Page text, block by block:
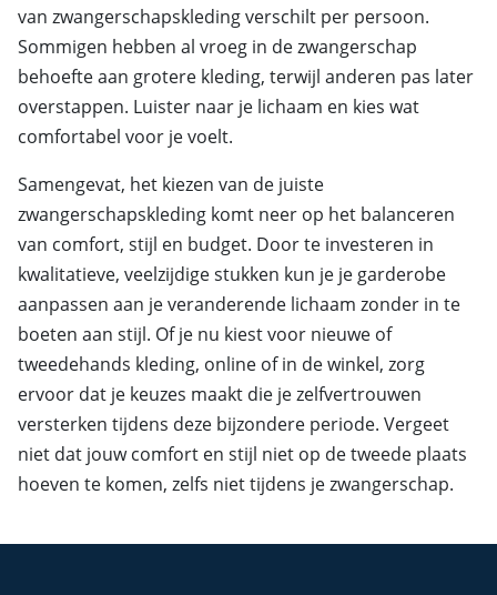
van zwangerschapskleding verschilt per persoon.
Sommigen hebben al vroeg in de zwangerschap
behoefte aan grotere kleding, terwijl anderen pas later
overstappen. Luister naar je lichaam en kies wat
comfortabel voor je voelt.
Samengevat, het kiezen van de juiste
zwangerschapskleding komt neer op het balanceren
van comfort, stijl en budget. Door te investeren in
kwalitatieve, veelzijdige stukken kun je je garderobe
aanpassen aan je veranderende lichaam zonder in te
boeten aan stijl. Of je nu kiest voor nieuwe of
tweedehands kleding, online of in de winkel, zorg
ervoor dat je keuzes maakt die je zelfvertrouwen
versterken tijdens deze bijzondere periode. Vergeet
niet dat jouw comfort en stijl niet op de tweede plaats
hoeven te komen, zelfs niet tijdens je zwangerschap.